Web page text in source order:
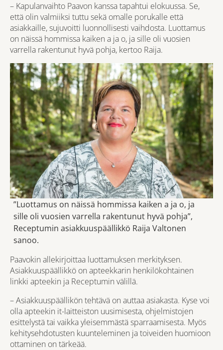
– Kapulanvaihto Paavon kanssa tapahtui elokuussa. Se,
että olin valmiiksi tuttu sekä omalle porukalle että
asiakkaille, sujuvoitti luonnollisesti vaihdosta. Luottamus
on näissä hommissa kaiken a ja o, ja sille oli vuosien
varrella rakentunut hyvä pohja, kertoo Raija.
”Luottamus on näissä hommissa kaiken a ja o, ja
sille oli vuosien varrella rakentunut hyvä pohja”,
Receptumin asiakkuuspäällikkö Raija Valtonen
sanoo.
Paavokin allekirjoittaa luottamuksen merkityksen.
Asiakkuuspäällikkö on apteekkarin henkilökohtainen
linkki apteekin ja Receptumin välillä.
– Asiakkuuspäällikön tehtävä on auttaa asiakasta. Kyse voi
olla apteekin it-laitteiston uusimisesta, ohjelmistojen
esittelystä tai vaikka yleisemmästä sparraamisesta. Myös
kehitysehdotusten kuunteleminen ja toiveiden huomioon
ottaminen on tärkeää.